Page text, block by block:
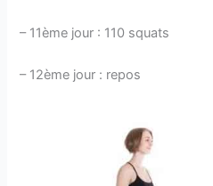
– 11ème jour : 110 squats
– 12ème jour : repos